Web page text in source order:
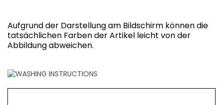
Aufgrund der Darstellung am Bildschirm können die
tatsächlichen Farben der Artikel leicht von der
Abbildung abweichen.